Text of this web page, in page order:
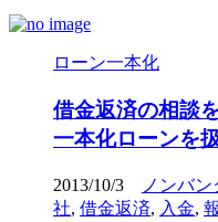
ローン一本化
借金返済の相談
一本化ローンを
2013/10/3 ノンバン
社, 借金返済, 入金,